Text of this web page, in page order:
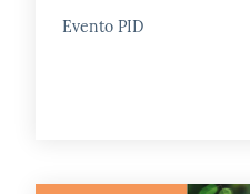
Evento PID